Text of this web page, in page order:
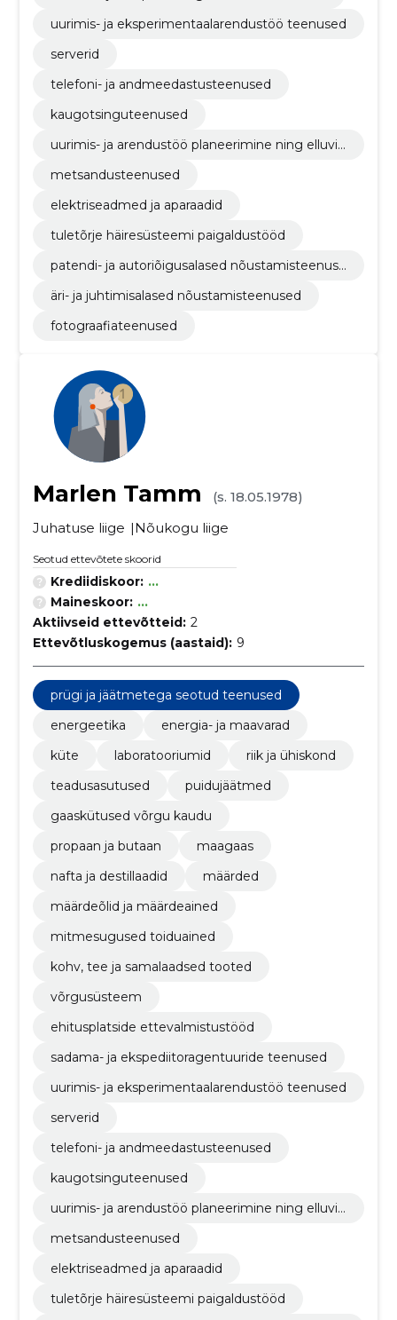
uurimis- ja eksperimentaalarendustöö teenused
serverid
telefoni- ja andmeedastusteenused
kaugotsinguteenused
uurimis- ja arendustöö planeerimine ning elluvii
metsandusteenused
elektriseadmed ja aparaadid
tuletõrje häiresüsteemi paigaldustööd
patendi- ja autoriõigusalased nõustamisteenuse
äri- ja juhtimisalased nõustamisteenused
fotograafiateenused
Marlen Tamm
(s. 18.05.1978)
Juhatuse liige
Nõukogu liige
Seotud ettevõtete skoorid
Krediidiskoor: ...
Maineskoor: ...
Aktiivseid ettevõtteid: 2
Ettevõtluskogemus (aastaid): 9
prügi ja jäätmetega seotud teenused
energeetika
energia- ja maavarad
küte
laboratooriumid
riik ja ühiskond
teadusasutused
puidujäätmed
gaaskütused võrgu kaudu
propaan ja butaan
maagaas
nafta ja destillaadid
määrded
määrdeõlid ja määrdeained
mitmesugused toiduained
kohv, tee ja samalaadsed tooted
võrgusüsteem
ehitusplatside ettevalmistustööd
sadama- ja ekspediitoragentuuride teenused
uurimis- ja eksperimentaalarendustöö teenused
serverid
telefoni- ja andmeedastusteenused
kaugotsinguteenused
uurimis- ja arendustöö planeerimine ning elluvii
metsandusteenused
elektriseadmed ja aparaadid
tuletõrje häiresüsteemi paigaldustööd